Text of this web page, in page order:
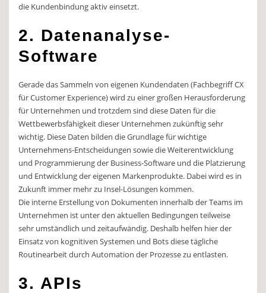
die Kundenbindung aktiv einsetzt.
2. Datenanalyse-
Software
Gerade das Sammeln von eigenen Kundendaten (Fachbegriff CX
für Customer Experience) wird zu einer großen Herausforderung
für Unternehmen und trotzdem sind diese Daten für die
Wettbewerbsfähigkeit dieser Unternehmen zukünftig sehr
wichtig. Diese Daten bilden die Grundlage für wichtige
Unternehmens-Entscheidungen sowie die Weiterentwicklung
und Programmierung der Business-Software und die Platzierung
und Entwicklung der eigenen Markenprodukte. Dabei wird es in
Zukunft immer mehr zu Insel-Lösungen kommen.
Die interne Erstellung von Dokumenten innerhalb der Teams im
Unternehmen ist unter den aktuellen Bedingungen teilweise
sehr umständlich und zeitaufwändig. Deshalb helfen hier der
Einsatz von kognitiven Systemen und Bots diese tägliche
Routinearbeit durch Automation der Prozesse zu entlasten.
3. APIs